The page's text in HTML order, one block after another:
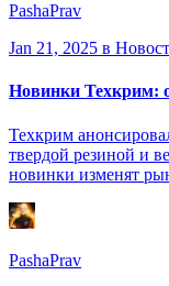
PashaPrav
Jan 21, 2025 в
Новинки Техкрим:
Техкрим
твердой резиной и
новинки изменят
PashaPrav